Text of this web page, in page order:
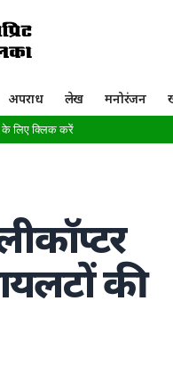
अपराध लेख मनोरंजन
लिए क्लिक करें
की